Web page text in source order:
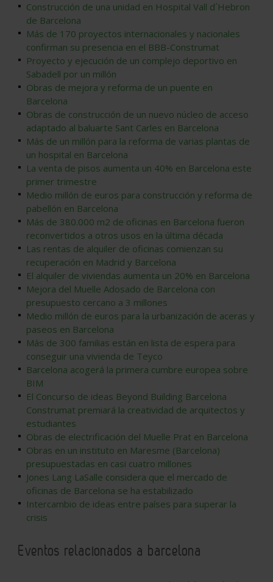
Construcción de una unidad en Hospital Vall d´Hebron
de Barcelona
Más de 170 proyectos internacionales y nacionales
confirman su presencia en el BBB-Construmat
Proyecto y ejecución de un complejo deportivo en
Sabadell por un millón
Obras de mejora y reforma de un puente en
Barcelona
Obras de construcción de un nuevo núcleo de acceso
adaptado al baluarte Sant Carles en Barcelona
Más de un millón para la reforma de varias plantas de
un hospital en Barcelona
La venta de pisos aumenta un 40% en Barcelona este
primer trimestre
Medio millón de euros para construcción y reforma de
pabellón en Barcelona
Más de 380.000 m2 de oficinas en Barcelona fueron
reconvertidos a otros usos en la última década
Las rentas de alquiler de oficinas comienzan su
recuperación en Madrid y Barcelona
El alquiler de viviendas aumenta un 20% en Barcelona
Mejora del Muelle Adosado de Barcelona con
presupuesto cercano a 3 millones
Medio millón de euros para la urbanización de aceras y
paseos en Barcelona
Más de 300 familias están en lista de espera para
conseguir una vivienda de Teyco
Barcelona acogerá la primera cumbre europea sobre
BIM
El Concurso de ideas Beyond Building Barcelona
Construmat premiará la creatividad de arquitectos y
estudiantes
Obras de electrificación del Muelle Prat en Barcelona
Obras en un instituto en Maresme (Barcelona)
presupuestadas en casi cuatro millones
Jones Lang LaSalle considera que el mercado de
oficinas de Barcelona se ha estabilizado
Intercambio de ideas entre países para superar la
crisis
Eventos relacionados a barcelona